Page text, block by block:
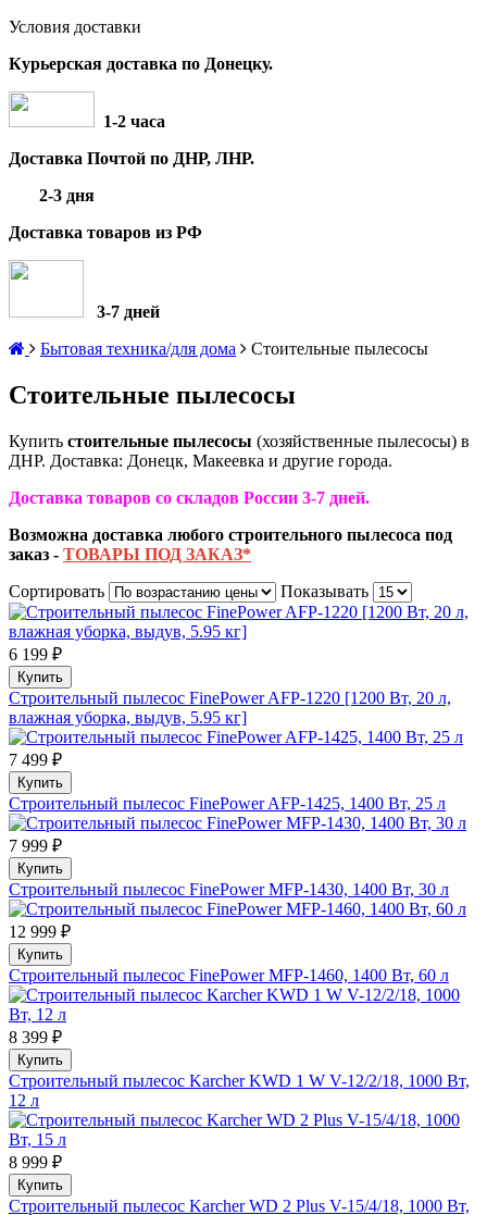
Условия доставки
Курьерская доставка по Донецку.
1-2 часа
Доставка Почтой по ДНР, ЛНР.
2-3 дня
Доставка товаров из РФ
3-7 дней
Бытовая техника/для дома
Стоительные пылесосы
Стоительные пылесосы
Купить стоительные пылесосы (хозяйственные пылесосы) в
ДНР. Доставка: Донецк, Макеевка и другие города.
Доставка товаров со складов России 3-7 дней.
Возможна доставка любого строительного пылесоса под
заказ - ТОВАРЫ ПОД ЗАКАЗ*
Сортировать
Показывать
6 199 ₽
Купить
Строительный пылесос FinePower AFP-1220 [1200 Вт, 20 л,
влажная уборка, выдув, 5.95 кг]
7 499 ₽
Купить
Строительный пылесос FinePower AFP-1425, 1400 Вт, 25 л
7 999 ₽
Купить
Строительный пылесос FinePower MFP-1430, 1400 Вт, 30 л
12 999 ₽
Купить
Строительный пылесос FinePower MFP-1460, 1400 Вт, 60 л
8 399 ₽
Купить
Строительный пылесос Karcher KWD 1 W V-12/2/18, 1000 Вт,
12 л
8 999 ₽
Купить
Строительный пылесос Karcher WD 2 Plus V-15/4/18, 1000 Вт,